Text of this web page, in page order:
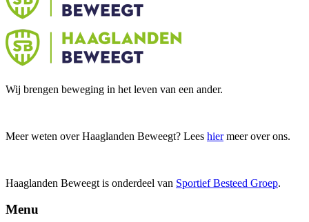
Wij brengen beweging in het leven van een ander.
Meer weten over Haaglanden Beweegt? Lees hiermeer over ons.
Haaglanden Beweegt is onderdeel van Sportief Besteed Groep.
Menu